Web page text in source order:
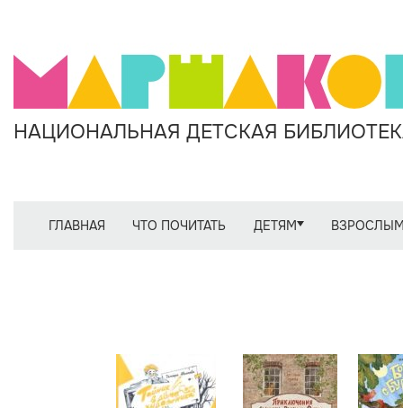
НАЦИОНАЛЬНАЯ ДЕТСКАЯ
ГЛАВНАЯ ЧТО ПОЧИТАТЬ ДЕТЯМ